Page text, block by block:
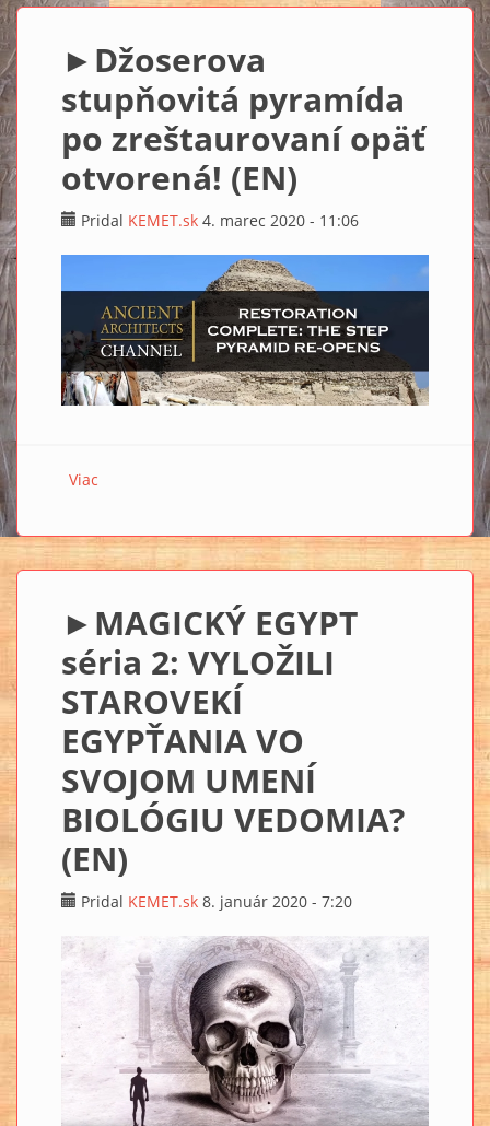
►Džoserova
stupňovitá pyramída
po zreštaurovaní opäť
otvorená! (EN)
Pridal KEMET.sk 4. marec 2020 - 11:06
Viac o ►Džoserova stupňovitá pyramída po zreštaurovaní
►MAGICKÝ EGYPT
séria 2: VYLOŽILI
STAROVEKÍ
EGYPŤANIA VO
SVOJOM UMENÍ
BIOLÓGIU VEDOMIA?
(EN)
Pridal KEMET.sk 8. január 2020 - 7:20